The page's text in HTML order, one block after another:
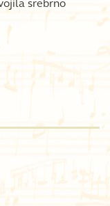
srebrno